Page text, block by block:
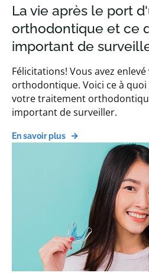
La vie après le port
orthodontique et ce
important de
Félicitations! Vous avez
orthodontique. Voici ce à
votre traitement
important de surveiller.
En savoir plus